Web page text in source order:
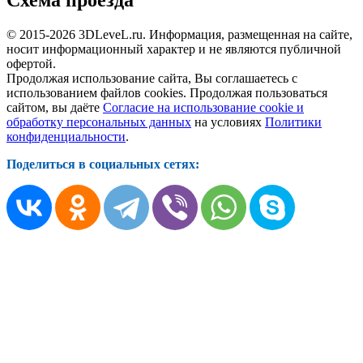
© 2015-2026 3DLeveL.ru. Информация, размещенная на сайте,
носит информационный характер и не являются публичной
офертой.
Продолжая использование сайта, Вы соглашаетесь с
использованием файлов cookies. Продолжая пользоваться
сайтом, вы даёте Согласие на использование cookie и
обработку персональных данных на условиях Политики
конфиденциальности.
Поделиться в социальных сетях: